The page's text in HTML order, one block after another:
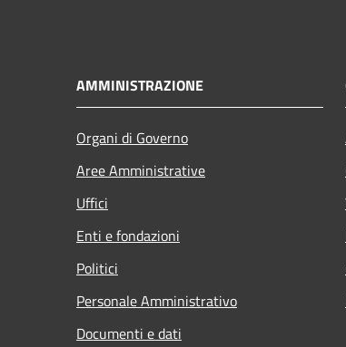
AMMINISTRAZIONE
Organi di Governo
Aree Amministrative
Uffici
Enti e fondazioni
Politici
Personale Amministrativo
Documenti e dati